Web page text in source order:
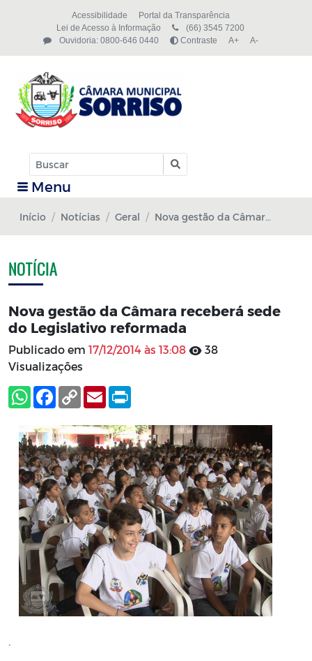
Acessibilidade
Portal da Transparência
Lei de Acesso à Informação
(66) 3545 7200
Ouvidoria: 0800-646 0440
Contraste A+ A-
Menu
Início Notícias Geral Nova gestão da Câmara receberá sede do Legislativo reformada
NOTÍCIA
Nova gestão da Câmara receberá sede
do Legislativo reformada
Publicado em 17/12/2014 às 13:08
38
Visualizações